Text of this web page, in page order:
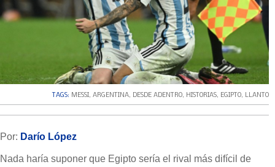
TAGS: MESSI, ARGENTINA, DESDE ADENTRO, HISTORIAS, EGIPTO, LLANTO
Por: Darío López
Nada haría suponer que Egipto sería el rival más difícil de